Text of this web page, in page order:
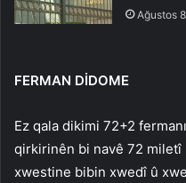
Ağustos
FERMAN DİDOME
Ez qala dikimi 72+2
qirkirinên bi navê 72 miletî
xwestine bibin xwedî û